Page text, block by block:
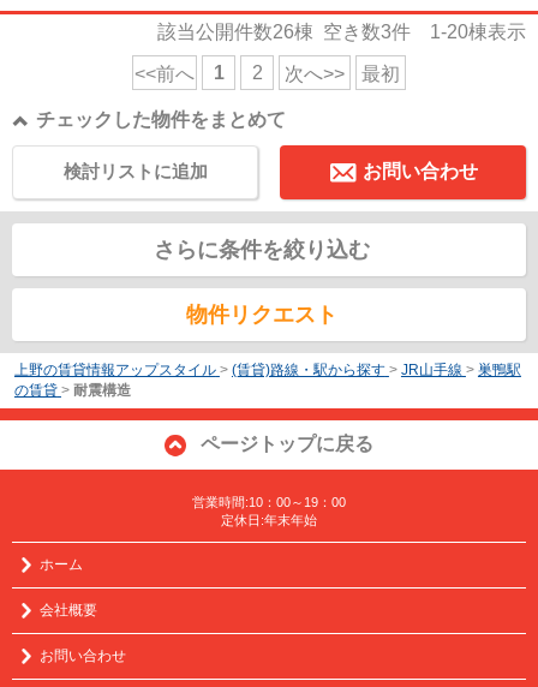
該当公開件数26棟 空き数3件 1-20棟表示
<<前へ 1 2 次へ>> 最初
チェックした物件をまとめて
お問い合わせ
検討リストに追加
さらに条件を絞り込む
物件リクエスト
上野の賃貸情報アップスタイル > (賃貸)路線・駅から探す > JR山手線 > 巣鴨駅
の賃貸 > 耐震構造
ページトップに戻る
営業時間:10：00～19：00
定休日:年末年始
ホーム
会社概要
お問い合わせ